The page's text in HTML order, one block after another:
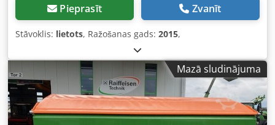
Pieprasīt Zvanīt
Stāvoklis: lietots, Ražošanas gads: 2015,
Mazā sludinājuma